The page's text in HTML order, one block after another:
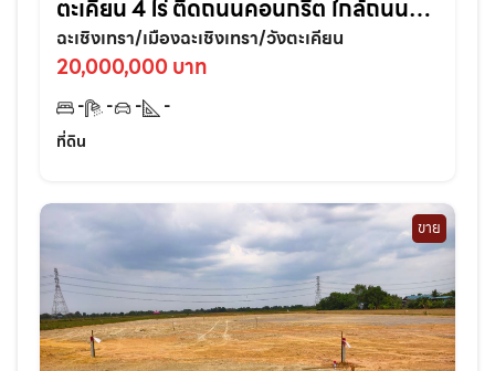
ตะเคียน 4 ไร่ ติดถนนคอนกรีต ใกล้ถนน
เส้นสุวินทวงศ์304-800เมตร อ.เมือง
ฉะเชิงเทรา
ฉะเชิงเทรา/เมืองฉะเชิงเทรา/วังตะเคียน
20,000,000 บาท
- - -
-
ที่ดิน
ขาย